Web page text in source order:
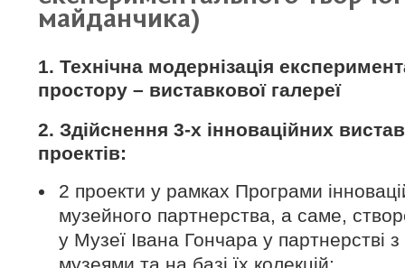
майданчика)
1. Технічна модернізація
простору – виставкової галереї
2. Здійснення 3-х інноваційних
проектів:
2 проекти у рамках Програми
музейного партнерства, а саме,
у Музеї Івана Гончара у партнерстві